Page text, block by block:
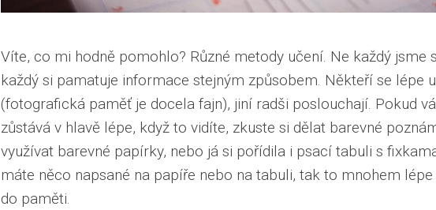
Víte, co mi hodně pomohlo? Různé metody učení. Ne každý jsme
každý si pamatuje informace stejným způsobem. Někteří se lépe
(fotografická paměť je docela fajn), jiní radši poslouchají. Pokud
zůstává v hlavě lépe, když to vidíte, zkuste si dělat barevné
využívat barevné papírky, nebo já si pořídila i psací tabuli s
máte něco napsané na papíře nebo na tabuli, tak to mnohem lépe
do paměti.